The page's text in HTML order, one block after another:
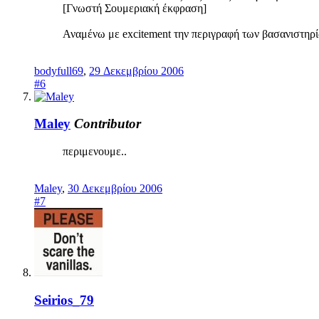
[Γνωστή Σουμεριακή έκφραση]
Αναμένω με excitement την περιγραφή των
bodyfull69, 29 Δεκεμβρίου 2006
#6
Maley Contributor
περιμενουμε..
Maley, 30 Δεκεμβρίου 2006
#7
Seirios_79